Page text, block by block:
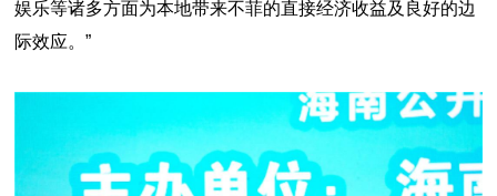
娱乐等诸多方面为本地带来不菲的直接经济收益及良好的边
际效应。”